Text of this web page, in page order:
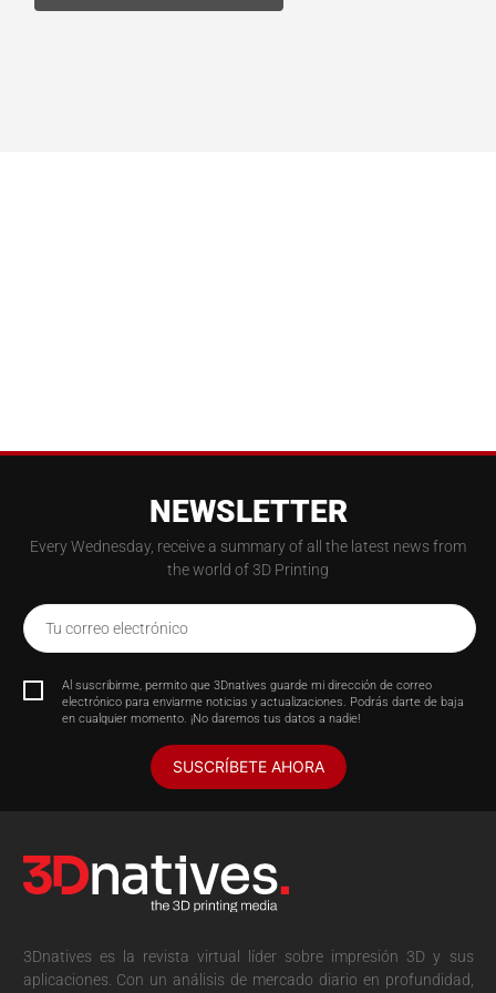
NEWSLETTER
Every Wednesday, receive a summary of all the latest news from
the world of 3D Printing
Tu correo electrónico
Al suscribirme, permito que 3Dnatives guarde mi dirección de correo
electrónico para enviarme noticias y actualizaciones. Podrás darte de baja
en cualquier momento. ¡No daremos tus datos a nadie!
SUSCRÍBETE AHORA
3Dnatives es la revista virtual líder sobre impresión 3D y sus
aplicaciones. Con un análisis de mercado diario en profundidad,